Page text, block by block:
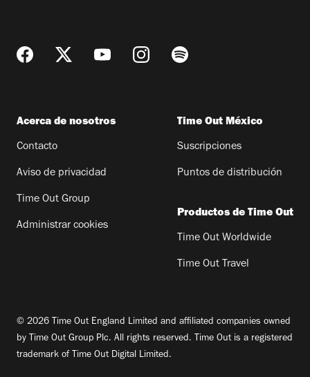
Acerca de nosotros
Contacto
Aviso de privacidad
Time Out Group
Administrar cookies
Time Out México
Suscripciones
Puntos de distribución
Productos de Time Out
Time Out Worldwide
Time Out Travel
© 2026 Time Out England Limited and affiliated companies owned
by Time Out Group Plc. All rights reserved. Time Out is a registered
trademark of Time Out Digital Limited.